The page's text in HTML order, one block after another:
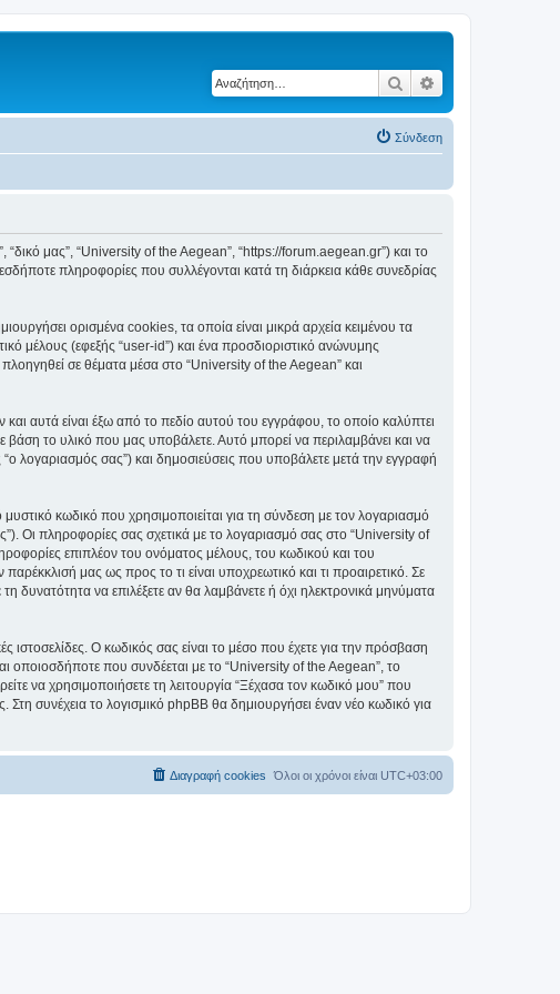
Αναζήτηση
Σύνδεση
“δικό μας”, “University of the Aegean”, “https://forum.aegean.gr”) και το
πληροφορίες που συλλέγονται κατά τη διάρκεια κάθε συνεδρίας
ορισμένα cookies, τα οποία είναι μικρά αρχεία κειμένου τα
μέλους (εφεξής “user-id”) και ένα προσδιοριστικό ανώνυμης
σε θέματα μέσα στο “University of the Aegean” και
αυτά είναι έξω από το πεδίο αυτού του εγγράφου, το οποίο καλύπτει
το υλικό που μας υποβάλετε. Αυτό μπορεί να περιλαμβάνει και να
λογαριασμός σας”) και δημοσιεύσεις που υποβάλετε μετά την εγγραφή
κωδικό που χρησιμοποιείται για τη σύνδεση με τον λογαριασμό
Οι πληροφορίες σας σχετικά με το λογαριασμό σας στο “University of
επιπλέον του ονόματος μέλους, του κωδικού και του
μας ως προς το τι είναι υποχρεωτικό και τι προαιρετικό. Σε
δυνατότητα να επιλέξετε αν θα λαμβάνετε ή όχι ηλεκτρονικά μηνύματα
ιστοσελίδες. Ο κωδικός σας είναι το μέσο που έχετε για την πρόσβαση
οποιοσδήποτε που συνδέεται με το “University of the Aegean”, το
να χρησιμοποιήσετε τη λειτουργία “Ξέχασα τον κωδικό μου” που
συνέχεια το λογισμικό phpBB θα δημιουργήσει έναν νέο κωδικό για
Όλοι οι χρόνοι είναι UTC+03:00
Διαγραφή cookies